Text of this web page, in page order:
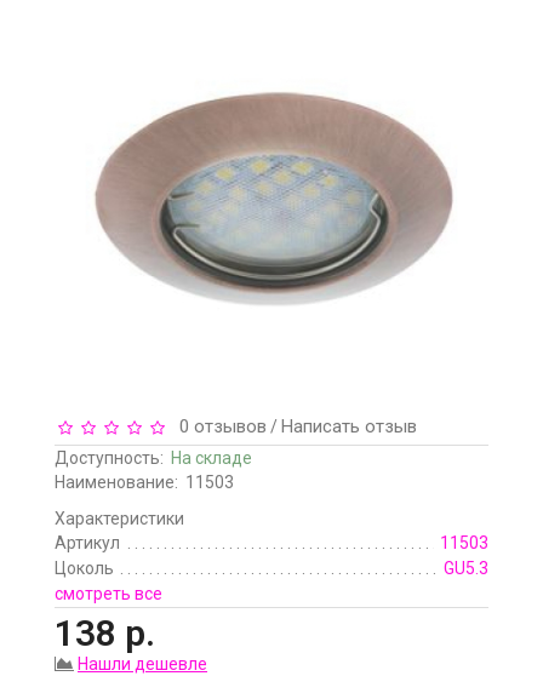
0 отзывов /Написать отзыв
Доступность: На складе
Наименование: 11503
Характеристики
Артикул
11503
Цоколь
GU5.3
смотреть все
138 р.
Нашли дешевле